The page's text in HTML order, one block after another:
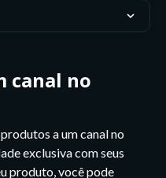
canal no
a um canal no
exclusiva com seus
produto, você pode